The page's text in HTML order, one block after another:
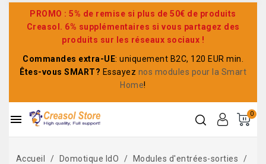
PROMO : 5% de remise si plus de 50€ de produits
Creasol. 6% supplémentaires si vous partagez des
produits sur les réseaux sociaux !
Commandes extra-UE: uniquement B2C, 120 EUR min.
Êtes-vous SMART? Essayez nos modules pour la Smart
Home!
0

Accueil Domotique IdO
Modules d'entrées-sorties